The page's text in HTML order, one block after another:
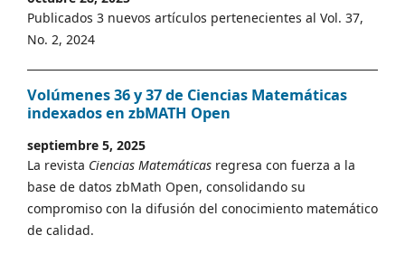
Publicados 3 nuevos artículos pertenecientes al Vol. 37,
No. 2, 2024
Volúmenes 36 y 37 de Ciencias Matemáticas
indexados en zbMATH Open
septiembre 5, 2025
La revista Ciencias Matemáticas regresa con fuerza a la
base de datos zbMath Open, consolidando su
compromiso con la difusión del conocimiento matemático
de calidad.